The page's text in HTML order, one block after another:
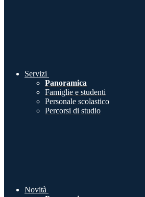
Servizi
Panoramica
Famiglie e studenti
Personale scolastico
Percorsi di studio
Novità